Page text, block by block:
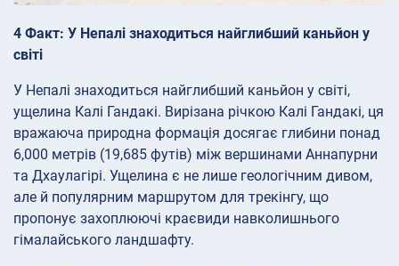
4 Факт: У Непалі знаходиться найглибший каньйон у
світі
У Непалі знаходиться найглибший каньйон у світі,
ущелина Калі Гандакі. Вирізана річкою Калі Гандакі, ця
вражаюча природна формація досягає глибини понад
6,000 метрів (19,685 футів) між вершинами Аннапурни
та Дхаулагірі. Ущелина є не лише геологічним дивом,
але й популярним маршрутом для трекінгу, що
пропонує захоплюючі краєвиди навколишнього
гімалайського ландшафту.